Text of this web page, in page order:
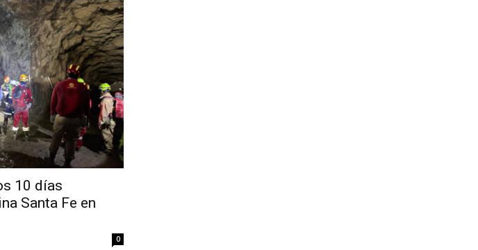
10 días
Santa Fe en
0